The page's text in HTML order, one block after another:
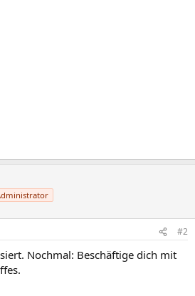
#2
Nochmal: Beschäftige dich mit